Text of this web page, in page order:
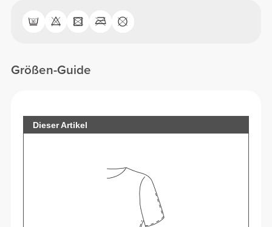
Größen-Guide
Dieser Artikel